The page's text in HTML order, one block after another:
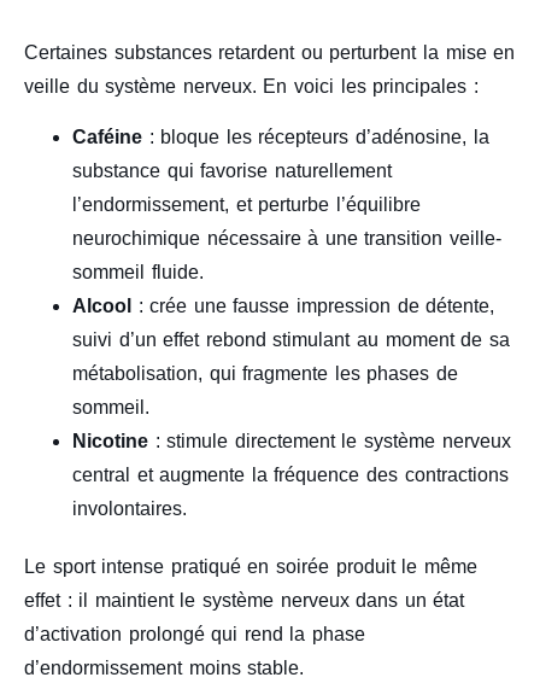
Certaines substances retardent ou perturbent la mise en
veille du système nerveux. En voici les principales :
Caféine : bloque les récepteurs d’adénosine, la
substance qui favorise naturellement
l’endormissement, et perturbe l’équilibre
neurochimique nécessaire à une transition veille-
sommeil fluide.
Alcool
: crée une fausse impression de détente,
suivi d’un effet rebond stimulant au moment de sa
métabolisation, qui fragmente les phases de
sommeil.
Nicotine : stimule directement le système nerveux
central et augmente la fréquence des contractions
involontaires.
Le sport intense pratiqué en soirée produit le même
effet : il maintient le système nerveux dans un état
d’activation prolongé qui rend la phase
d’endormissement moins stable.